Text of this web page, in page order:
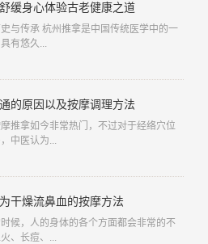
缓身心体验古老健康之道
与传承 杭州推拿是中国传统医学中的一
有悠久...
的原因以及按摩调理方法
推拿如今非常热门，不过对于经络穴位
中医认为...
干燥流鼻血的按摩方法
候，人的身体的各个方面都会非常的不
、长痘、...